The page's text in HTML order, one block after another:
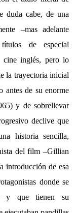
duda cabe, de una
–mas adelante
de especial
cine inglés, pero lo
la trayectoria inicial
antes de su enorme
y de sobrellevar
declive que
historia sencilla,
del film –Gillian
introducción de esa
donde se
y que tienen su